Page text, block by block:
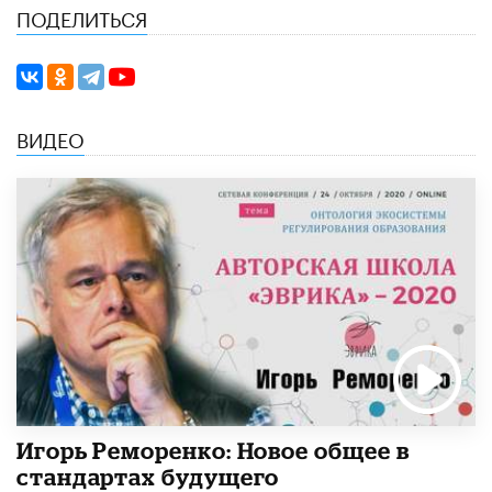
ПОДЕЛИТЬСЯ
ВИДЕО
Игорь Реморенко: Новое общее в
стандартах будущего